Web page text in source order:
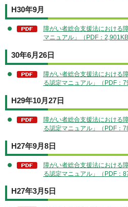
H30年9月
障がい者総合支援法における
マニュアル」（PDF：2,901KB
30年6月26日
障がい者総合支援法における
る認定マニュアル」（PDF：
H29年10月27日
障がい者総合支援法における
る認定マニュアル」（PDF：
H27年9月8日
障がい者総合支援法における
る認定マニュアル」（PDF：
H27年3月5日